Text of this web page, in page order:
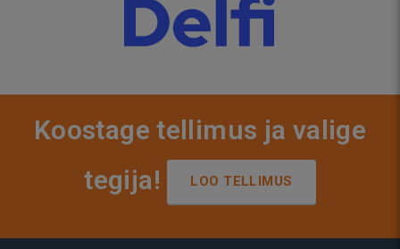
Koostage tellimus ja valige
tegija!
LOO TELLIMUS